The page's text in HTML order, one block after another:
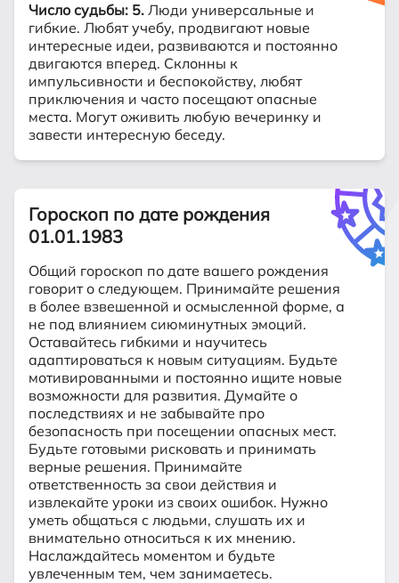
Число судьбы: 5. Люди универсальные и
гибкие. Любят учебу, продвигают новые
интересные идеи, развиваются и постоянно
двигаются вперед. Склонны к
импульсивности и беспокойству, любят
приключения и часто посещают опасные
места. Могут оживить любую вечеринку и
завести интересную беседу.
Гороскоп по дате рождения
01.01.1983
Общий гороскоп по дате вашего рождения
говорит о следующем. Принимайте решения
в более взвешенной и осмысленной форме, а
не под влиянием сиюминутных эмоций.
Оставайтесь гибкими и научитесь
адаптироваться к новым ситуациям. Будьте
мотивированными и постоянно ищите новые
возможности для развития. Думайте о
последствиях и не забывайте про
безопасность при посещении опасных мест.
Будьте готовыми рисковать и принимать
верные решения. Принимайте
ответственность за свои действия и
извлекайте уроки из своих ошибок. Нужно
уметь общаться с людьми, слушать их и
внимательно относиться к их мнению.
Наслаждайтесь моментом и будьте
увлеченным тем, чем занимаетесь.